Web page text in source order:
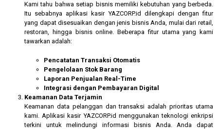
Kami tahu bahwa setiap bisnis memiliki kebutuhan yang berbeda.
Itu sebabnya aplikasi kasir YAZCORP.id dilengkapi dengan fitur
yang dapat disesuaikan dengan jenis bisnis Anda, mulai dari retail,
restoran, hingga bisnis online. Beberapa fitur utama yang kami
tawarkan adalah:
Pencatatan Transaksi Otomatis
Pengelolaan Stok Barang
Laporan Penjualan Real-Time
Integrasi dengan Pembayaran Digital
Keamanan Data Terjamin
Keamanan data pelanggan dan transaksi adalah prioritas utama
kami. Aplikasi kasir YAZCORP.id menggunakan teknologi enkripsi
terkini untuk melindungi informasi bisnis Anda. Anda dapat